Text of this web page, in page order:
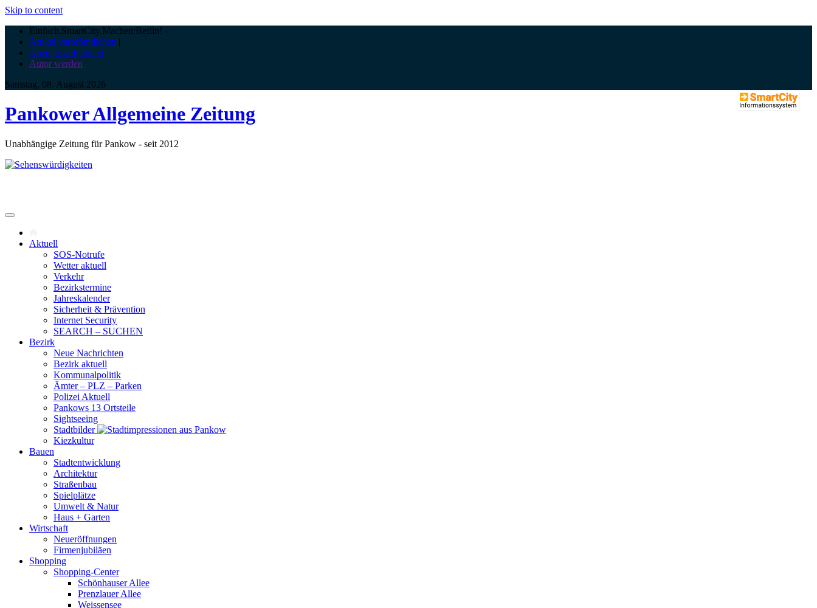
Skip to content
Einfach.SmartCity.Machen:Berlin! -
Artikel veröffentlichen |
Anzeige aufgeben |
Autor werden
Samstag, 08. August 2026
Pankower Allgemeine Zeitung
Unabhängige Zeitung für Pankow - seit 2012
Aktuell
SOS-Notrufe
Wetter aktuell
Verkehr
Bezirkstermine
Jahreskalender
Sicherheit & Prävention
Internet Security
SEARCH – SUCHEN
Bezirk
Neue Nachrichten
Bezirk aktuell
Kommunalpolitik
Ämter – PLZ – Parken
Polizei Aktuell
Pankows 13 Ortsteile
Sightseeing
Stadtbilder
Kiezkultur
Bauen
Stadtentwicklung
Architektur
Straßenbau
Spielplätze
Umwelt & Natur
Haus + Garten
Wirtschaft
Neueröffnungen
Firmenjubiläen
Shopping
Shopping-Center
Schönhauser Allee
Prenzlauer Allee
Weissensee